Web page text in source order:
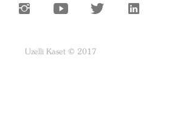
Uzelli Kaset © 2017